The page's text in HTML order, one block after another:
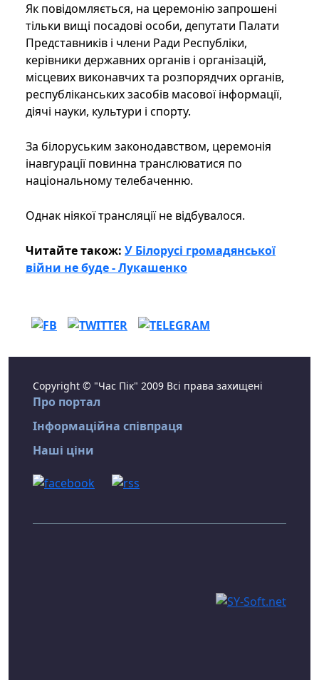
Як повідомляється, на церемонію запрошені
тільки вищі посадові особи, депутати Палати
Представників і члени Ради Республіки,
керівники державних органів і організацій,
місцевих виконавчих та розпорядчих органів,
республіканських засобів масової інформації,
діячі науки, культури і спорту.
За білоруським законодавством, церемонія
інавгурації повинна транслюватися по
національному телебаченню.
Однак ніякої трансляції не відбувалося.
Читайте також: У Білорусі громадянської
війни не буде - Лукашенко
Copyright © "Час Пік" 2009 Всі права захищені
Про портал
Інформаційна співпраця
Наші ціни